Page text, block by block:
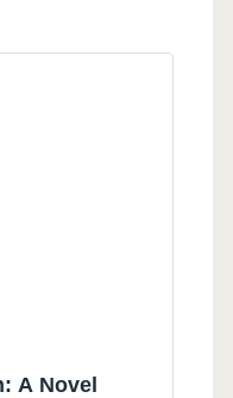
A Novel